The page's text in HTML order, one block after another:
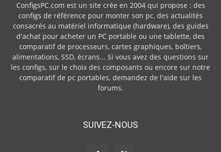
ConfigsPC.com est un site crée en 2004 qui propose : des
configs de référence pour monter son pc, des actualités
consacrés au matériel informatique (hardware), des guides
d'achat pour acheter un PC portable ou une tablette, des
comparatif de processeurs, cartes graphiques, boîtiers,
alimentations, SSD, écrans... Si vous avez des questions sur
les configs, sur le choix des composants ou encore sur notre
comparatif de pc portables, demandez de l'aide sur les
forums.
SUIVEZ-NOUS